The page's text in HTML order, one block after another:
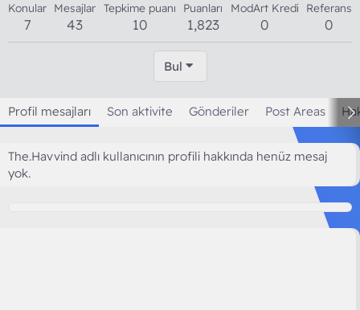
Konular
7
Mesajlar
43
Tepkime puanı
10
Puanları
1,823
ModArt Kredi
0
Referans
0
Bul
Profil mesajları Son aktivite Gönderiler Post Areas
The.Havvind adlı kullanıcının profili hakkında henüz mesaj
yok.